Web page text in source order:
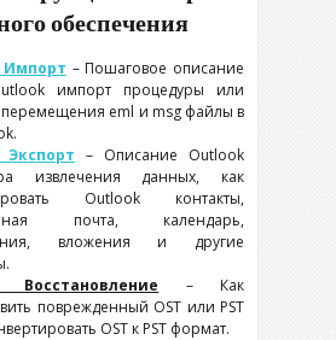
обеспечения
Импорт – Пошаговое описание
импорт процедуры или
eml и msgфайлы в
.
Экспорт – Описание Outlook
извлечения данных, как
Outlook контакты,
почта, календарь,
вложения и другие
Восстановление – Как
поврежденный OST или PST
OST к PST формат.